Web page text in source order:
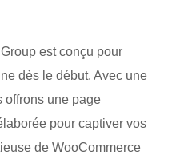
est conçu pour
dès le début. Avec une
offrons une page
pour captiver vos
de WooCommerce